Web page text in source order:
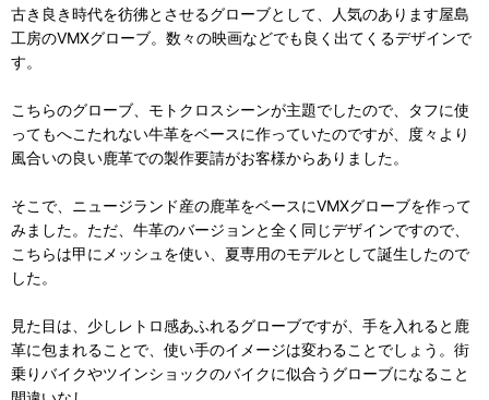
古き良き時代を彷彿とさせるグローブとして、人気のあります屋島
工房のVMXグローブ。数々の映画などでも良く出てくるデザインで
す。
こちらのグローブ、モトクロスシーンが主題でしたので、タフに使
ってもへこたれない牛革をベースに作っていたのですが、度々より
風合いの良い鹿革での製作要請がお客様からありました。
そこで、ニュージランド産の鹿革をベースにVMXグローブを作って
みました。ただ、牛革のバージョンと全く同じデザインですので、
こちらは甲にメッシュを使い、夏専用のモデルとして誕生したので
した。
見た目は、少しレトロ感あふれるグローブですが、手を入れると鹿
革に包まれることで、使い手のイメージは変わることでしょう。街
乗りバイクやツインショックのバイクに似合うグローブになること